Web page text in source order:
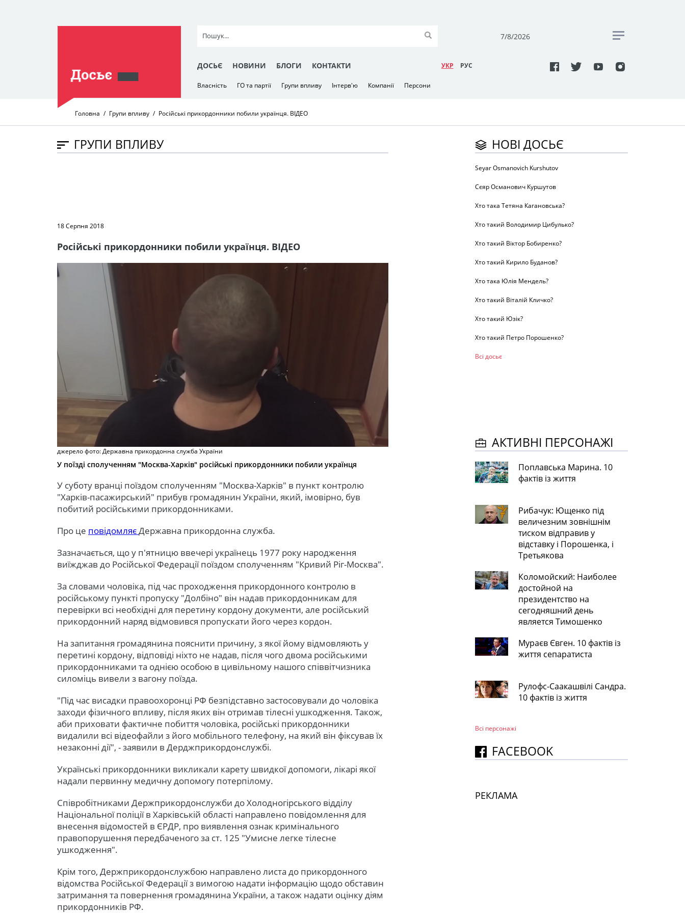
7/8/2026
ДОСЬЄ НОВИНИ БЛОГИ КОНТАКТИ УКР РУC
Власність ГО та партії Групи впливу Інтерв'ю Компанії Персони
Головна Групи впливу Російські прикордонники побили українця. ВІДЕО
ГРУПИ ВПЛИВУ
18 Серпня 2018
Російські прикордонники побили українця. ВІДЕО
джерело фото: Державна прикордонна служба України
У поїзді сполученням "Москва-Харків" російські прикордонники побили українця
У суботу вранці поїздом сполученням "Москва-Харків" в пункт контролю
"Харків-пасажирський" прибув громадянин України, який, імовірно, був
побитий російськими прикордонниками.
Про це повідомляєДержавна прикордонна служба.
Зазначається, що у п'ятницю ввечері українець 1977 року народження
виїжджав до Російської Федерації поїздом сполученням "Кривий Ріг-Москва".
За словами чоловіка, під час проходження прикордонного контролю в
російському пункті пропуску "Долбіно" він надав прикордонникам для
перевірки всі необхідні для перетину кордону документи, але російський
прикордонний наряд відмовився пропускати його через кордон.
На запитання громадянина пояснити причину, з якої йому відмовляють у
перетині кордону, відповіді ніхто не надав, після чого двома російськими
прикордонниками та однією особою в цивільному нашого співвітчизника
силоміць вивели з вагону поїзда.
"Під час висадки правоохоронці РФ безпідставно застосовували до чоловіка
заходи фізичного впливу, після яких він отримав тілесні ушкодження. Також,
аби приховати фактичне побиття чоловіка, російські прикордонники
видалили всі відеофайли з його мобільного телефону, на який він фіксував їх
незаконні дії", - заявили в Дерджприкордонслужбі.
Українські прикордонники викликали карету швидкої допомоги, лікарі якої
надали первинну медичну допомогу потерпілому.
Співробітниками Держприкордонслужби до Холодногірського відділу
Національної поліції в Харківській області направлено повідомлення для
внесення відомостей в ЄРДР, про виявлення ознак кримінального
правопорушення передбаченого за ст. 125 "Умисне легке тілесне
ушкодження".
Крім того, Держприкордонслужбою направлено листа до прикордонного
відомства Російської Федерації з вимогою надати інформацію щодо обставин
затримання та повернення громадянина України, а також надати оцінку діям
прикордонників РФ.
НОВІ ДОСЬЄ
Seyar Osmanovich Kurshutov
Сєяр Османович Куршутов
Хто така Тетяна Кагановська?
Хто такий Володимир Цибулько?
Хто такий Віктор Бобиренко?
Хто такий Кирило Буданов?
Хто така Юлія Мендель?
Хто такий Віталій Кличко?
Хто такий Юзік?
Хто такий Петро Порошенко?
Всі досьє
АКТИВНІ ПЕРСОНАЖІ
Поплавська Марина. 10
фактів із життя
Рибачук: Ющенко під
величезним зовнішнім
тиском відправив у
відставку і Порошенка, і
Третьякова
Коломойский: Наиболее
достойной на
президентство на
сегодняшний день
является Тимошенко
Мураєв Євген. 10 фактів із
життя сепаратиста
Рулофс-Саакашвілі Сандра.
10 фактів із життя
Всі персонажi
FACEBOOK
РЕКЛАМА